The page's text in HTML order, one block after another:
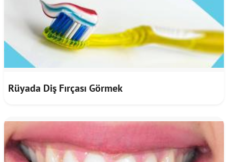
Rüyada Diş Fırçası Görmek